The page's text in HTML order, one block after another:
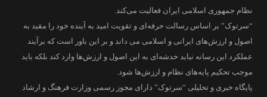
نظام جمهوری اسلامی ایران فعالیت می‌کند.
“سرتوک” بر اساس رسالت حرفه‌ای و تقویت امید به آینده خود را مقید به
اصول و ارزش‌های ایرانی و اسلامی می داند و بر این باور است که برآیند
عملکرد این رسانه نباید خدشه‌ای به این اصول و ارزش‌ها وارد کند بلکه باید
موجب تحکیم پایه‌های نظام و ارزش‌ها شود.
پایگاه خبری و تحلیلی “سرتوک” دارای مجوز رسمی وزارت فرهنگ و ارشاد